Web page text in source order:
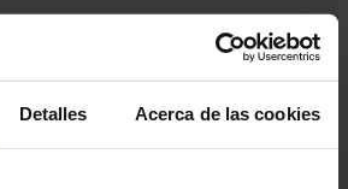
Detalles Acerca de las cookies